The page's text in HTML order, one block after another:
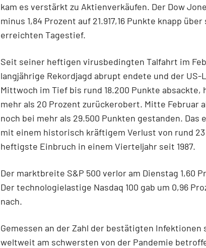
kam es verstärkt zu Aktienverkäufen. Der Dow
minus 1,84 Prozent auf 21.917,16 Punkte knapp
erreichten Tagestief.
Seit seiner heftigen virusbedingten Talfahrt im
langjährige Rekordjagd abrupt endete und der
Mittwoch im Tief bis rund 18.200 Punkte
mehr als 20 Prozent zurückerobert. Mitte Februar
noch bei mehr als 29.500 Punkten gestanden. Das
mit einem historisch kräftigem Verlust von rund
heftigste Einbruch in einem Vierteljahr seit 1987.
Der marktbreite S&P 500 verlor am Dienstag 1,60
Der technologielastige Nasdaq 100 gab um 0,96
nach.
Gemessen an der Zahl der bestätigten Infektionen
weltweit am schwersten von der Pandemie